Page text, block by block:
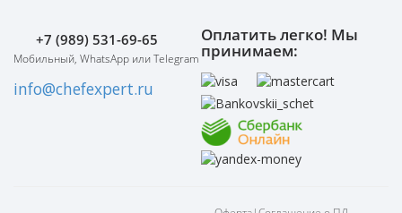
+7 (989) 531-69-65
Мобильный, WhatsApp или Telegram
info@chefexpert.ru
Оплатить легко! Мы
принимаем: